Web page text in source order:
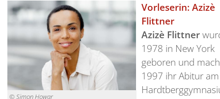
© Simon Howar
Vorleserin: Azizè
Flittner
Azizè Flittner
1978 in New York
geboren und
1997 ihr Abitur am